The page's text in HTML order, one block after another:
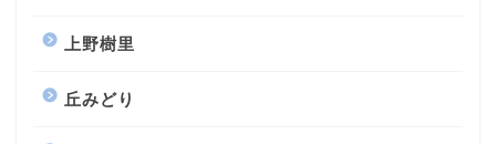
上野樹里
丘みどり